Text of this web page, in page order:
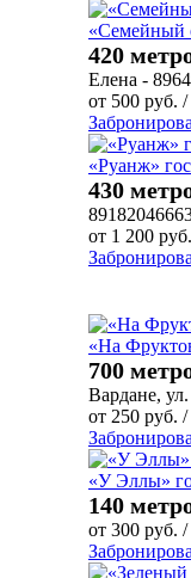
«Семейный
420
Елена -
от 500 руб. /
«Руанж»
430
от 1 200 руб.
«На
700
Вардане,
от 250 руб. /
«У Эллы»
140
от 300 руб. /